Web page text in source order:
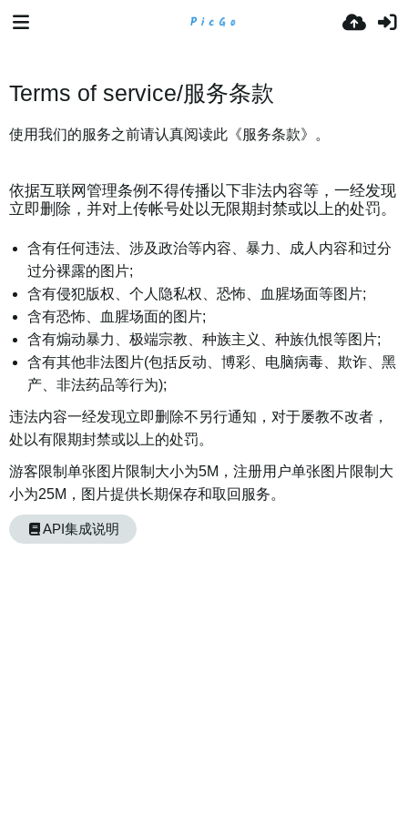
Terms of service/服务条款
使用我们的服务之前请认真阅读此《服务条款》。
依据互联网管理条例不得传播以下非法内容等，一经发现
立即删除，并对上传帐号处以无限期封禁或以上的处罚。
含有任何违法、涉及政治等内容、暴力、成人内容和过分
过分裸露的图片;
含有侵犯版权、个人隐私权、恐怖、血腥场面等图片;
含有恐怖、血腥场面的图片;
含有煽动暴力、极端宗教、种族主义、种族仇恨等图片;
含有其他非法图片(包括反动、博彩、电脑病毒、欺诈、黑
产、非法药品等行为);
违法内容一经发现立即删除不另行通知，对于屡教不改者，
处以有限期封禁或以上的处罚。
游客限制单张图片限制大小为5M，注册用户单张图片限制大
小为25M，图片提供长期保存和取回服务。
API集成说明